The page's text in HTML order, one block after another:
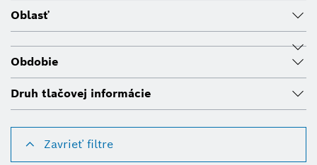
Oblasť
Obdobie
Druh tlačovej informácie
Zavrieť filtre